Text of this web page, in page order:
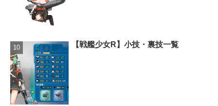
【戦艦少女R】小技・裏技一覧